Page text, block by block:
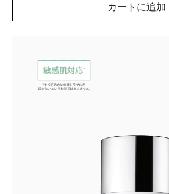
カートに追加